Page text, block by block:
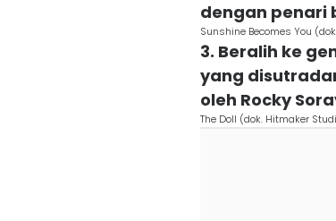
dengan penari
Sunshine Becomes You
3. Beralih ke
yang
oleh Rocky
The Doll (dok. Hitmaker